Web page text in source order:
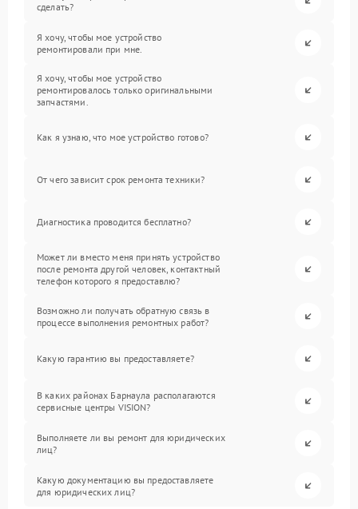
сделать?
Я хочу, чтобы мое устройство
ремонтировали при мне.
Я хочу, чтобы мое устройство
ремонтировалось только оригинальными
запчастями.
Как я узнаю, что мое устройство готово?
От чего зависит срок ремонта техники?
Диагностика проводится бесплатно?
Может ли вместо меня принять устройство
после ремонта другой человек, контактный
телефон которого я предоставлю?
Возможно ли получать обратную связь в
процессе выполнения ремонтных работ?
Какую гарантию вы предоставляете?
В каких районах Барнаула располагаются
сервисные центры VISION?
Выполняете ли вы ремонт для юридических
лиц?
Какую документацию вы предоставляете
для юридических лиц?